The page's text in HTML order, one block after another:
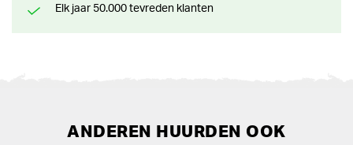
Elk jaar 50.000 tevreden klanten
ANDEREN HUURDEN OOK